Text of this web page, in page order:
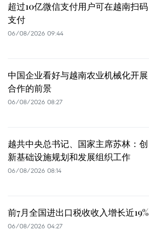
超过10亿微信支付用户可在越南扫码
支付
06/08/2026 09:44
中国企业看好与越南农业机械化开展
合作的前景
06/08/2026 08:27
越共中央总书记、国家主席苏林：创
新基础设施规划和发展组织工作
06/08/2026 08:14
前7月全国进出口税收收入增长近19%
06/08/2026 04:27